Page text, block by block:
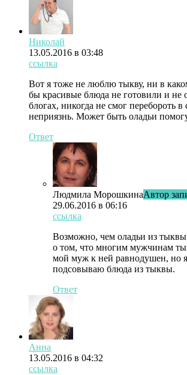
Николай
13.05.2016 в 03:48
ссылка
Вот я тоже не люблю тыкву, ни в
бы красивые блюда не готовили и не
блогах, никогда не смог перебороть в
неприязнь. Может быть оладьи
Ответ
Людмила МорошкинаАвтор
29.06.2016 в 06:16
ссылка
Возможно, чем оладьи из
о том, что многим мужчинам
мой муж к ней равнодушен, но
подсовываю блюда из тыквы.
Ответ
Анна
13.05.2016 в 04:32
ссылка